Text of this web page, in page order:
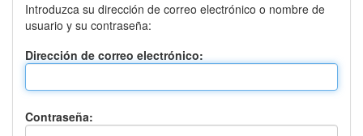
Introduzca su dirección de correo electrónico o nombre de
usuario y su contraseña:
Dirección de correo electrónico:
Contraseña: